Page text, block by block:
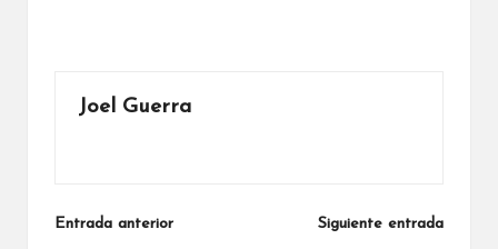
Joel Guerra
Navegación
Entrada anterior Siguiente entrada